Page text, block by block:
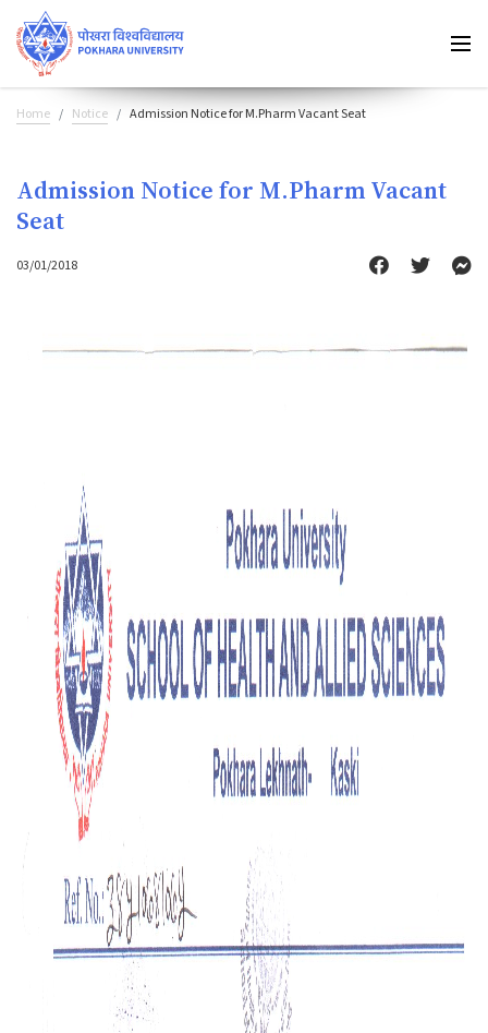
Home Notice Admission Notice for M.Pharm Vacant Seat
Admission Notice for M.Pharm Vacant
Seat
03/01/2018